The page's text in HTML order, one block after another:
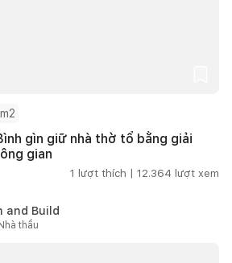
gìn giữ nhà thờ tổ bằng giải
gian
1 lượt thích | 12.364 lượt xem
and Build
thầu